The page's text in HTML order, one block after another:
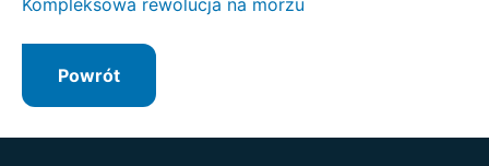
Kompleksowa rewolucja na morzu
Powrót